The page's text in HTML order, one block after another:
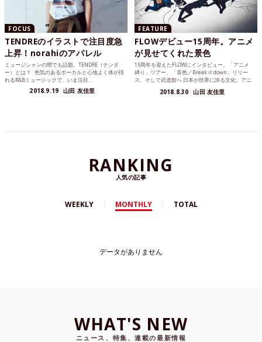
FOCUS
TENDREのイラストで注目度急
上昇！norahiのアパレル
ミュージシャンの間でも話題。TENDRE（テンダ
ー）とは？ 色気のあるボーカルと心地よく体が揺
れるR&Bミュージックで、いま注目...
2018.9.19 山田 友佳里
FEATURE
FLOWデビュー15周年。アニメ
が見せてくれた景色
15周年を迎えたFLOWにインタビュー。「アニメ
縛り」ツアー、「音色／Break it down」リリー
ス、そして武道館へ 日本が世界に誇る文化、アニ
2018.8.30 山田 友佳里
RANKING
人気の記事
WEEKLY MONTHLY TOTAL
データがありません
WHAT'S NEW
ニュース、特集、連載の最新情報